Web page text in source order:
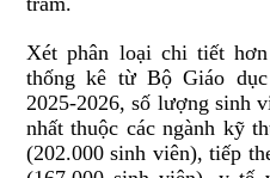
Xét phân loại chi tiết
thống kê từ Bộ Giáo
2025-2026, số lượng sinh
nhất thuộc các ngành kỹ
(202.000 sinh viên), tiếp